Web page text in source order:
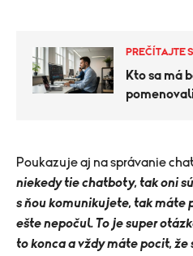
PREČÍTAJTE
Kto sa má
Poukazuje aj na správanie
niekedy tie chatboty, tak oni
s ňou komunikujete, tak máte
ešte nepočul. To je super
to konca a vždy máte pocit, že